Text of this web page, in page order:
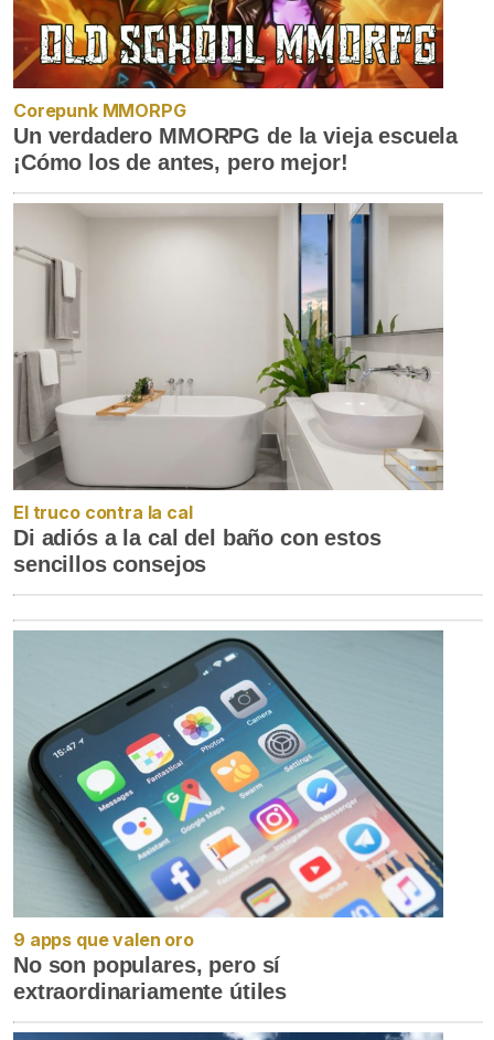
Corepunk MMORPG
Un verdadero MMORPG de la vieja escuela
¡Cómo los de antes, pero mejor!
El truco contra la cal
Di adiós a la cal del baño con estos
sencillos consejos
9 apps que valen oro
No son populares, pero sí
extraordinariamente útiles